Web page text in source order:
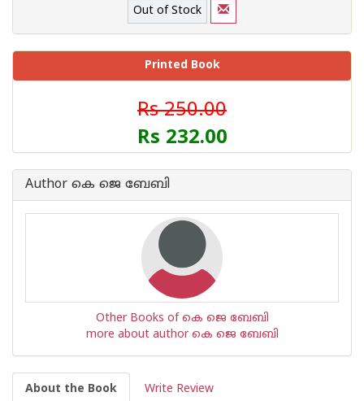
Out of Stock
Printed Book
Rs 250.00
Rs 232.00
Author കെ ജെ ബേബി
Other Books of കെ ജെ ബേബി
more about author കെ ജെ ബേബി
About the Book Write Review